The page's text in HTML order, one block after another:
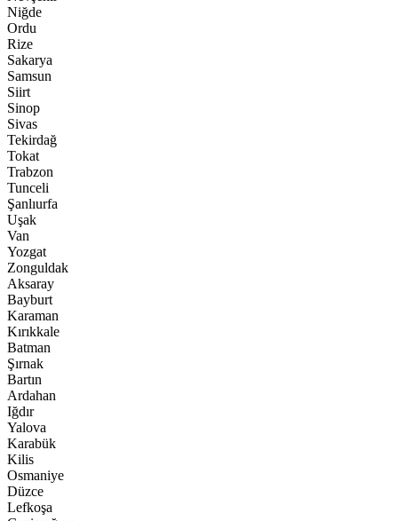
Niğde
Ordu
Rize
Sakarya
Samsun
Siirt
Sinop
Sivas
Tekirdağ
Tokat
Trabzon
Tunceli
Şanlıurfa
Uşak
Van
Yozgat
Zonguldak
Aksaray
Bayburt
Karaman
Kırıkkale
Batman
Şırnak
Bartın
Ardahan
Iğdır
Yalova
Karabük
Kilis
Osmaniye
Düzce
Lefkoşa